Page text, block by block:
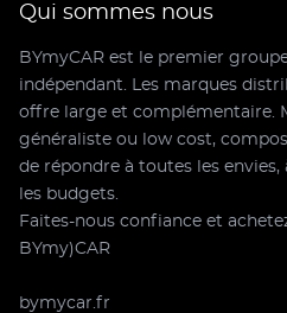
Qui sommes nous
BYmyCAR est le premier
indépendant. Les marques
offre large et complémentaire.
généraliste ou low cost,
de répondre à toutes les
les budgets.
Faites-nous confiance et
BYmy)CAR
bymycar.fr